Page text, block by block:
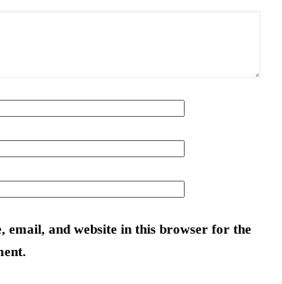
email, and website in this browser for the